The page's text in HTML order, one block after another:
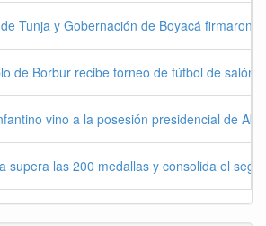
Tunja y Gobernación de Boyacá firmaron
de Borbur recibe torneo de fútbol de salón
vino a la posesión presidencial de
supera las 200 medallas y consolida el